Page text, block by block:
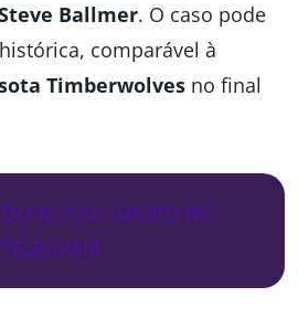
Ballmer. O caso pode
comparável à
Timberwolves no final
DO NOSSO GRUPO NO
TELEGRAM